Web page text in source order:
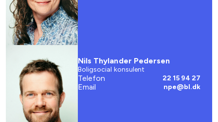
Nils Thylander Pedersen
Boligsocial konsulent
Telefon 22 15 94 27
Email npe@bl.dk